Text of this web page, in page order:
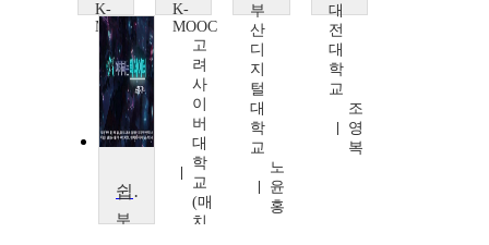
K-
MOOC
고
려
사
이
버
대
교
(매
치
K-
MOOC
고
려
사
이
버
대
학
교
(매
치
부
산
디
지
털
대
학
교
노
윤
홍
대
전
대
학
교
조
영
복
쉽게 이해하는 빅데이터
부